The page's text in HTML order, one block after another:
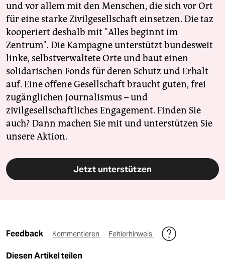
und vor allem mit den Menschen, die sich vor Ort
für eine starke Zivilgesellschaft einsetzen. Die taz
kooperiert deshalb mit "Alles beginnt im
Zentrum". Die Kampagne unterstützt bundesweit
linke, selbstverwaltete Orte und baut einen
solidarischen Fonds für deren Schutz und Erhalt
auf. Eine offene Gesellschaft braucht guten, frei
zugänglichen Journalismus – und
zivilgesellschaftliches Engagement. Finden Sie
auch? Dann machen Sie mit und unterstützen Sie
unsere Aktion.
Jetzt unterstützen
Feedback Kommentieren Fehlerhinweis
Diesen Artikel teilen